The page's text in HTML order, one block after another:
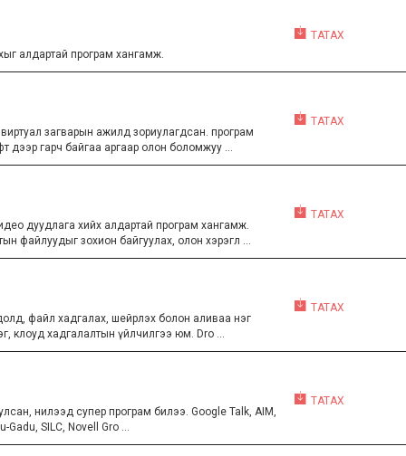
алдартай програм хангамж.
ТАТАХ
загварын ажилд зориулагдсан. програм
дээр гарч байгаа аргаар олон боломжуу ...
ТАТАХ
дуудлага хийх алдартай програм хангамж.
файлуудыг зохион байгуулах, олон хэрэгл ...
ТАТАХ
файл хадгалах, шейрлэх болон аливаа нэг
клоуд хадгалалтын үйлчилгээ юм. Dro ...
ТАТАХ
нилээд супер програм билээ. Google Talk, AIM,
Gadu, SILC, Novell Gro ...
ТАТАХ